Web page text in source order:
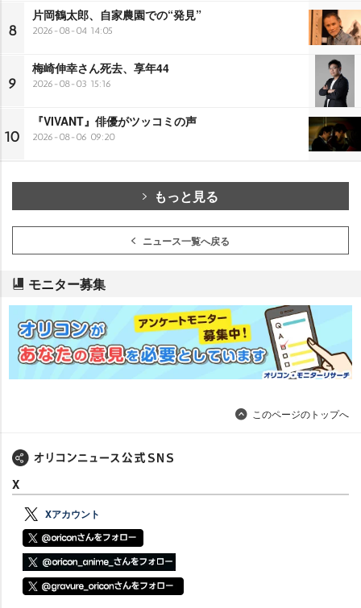
8
片岡鶴太郎、自家農園での“発見”
2026-08-04 14:05
9
梅崎伸幸さん死去、享年44
2026-08-03 15:16
10
『VIVANT』俳優がツッコミの声
2026-08-06 09:20
もっと見る
ニュース一覧へ戻る
モニター募集
このページのトップへ
X
Xアカウント